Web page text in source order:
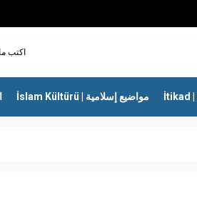
İslam Kültürü | مواضيع إسلامية